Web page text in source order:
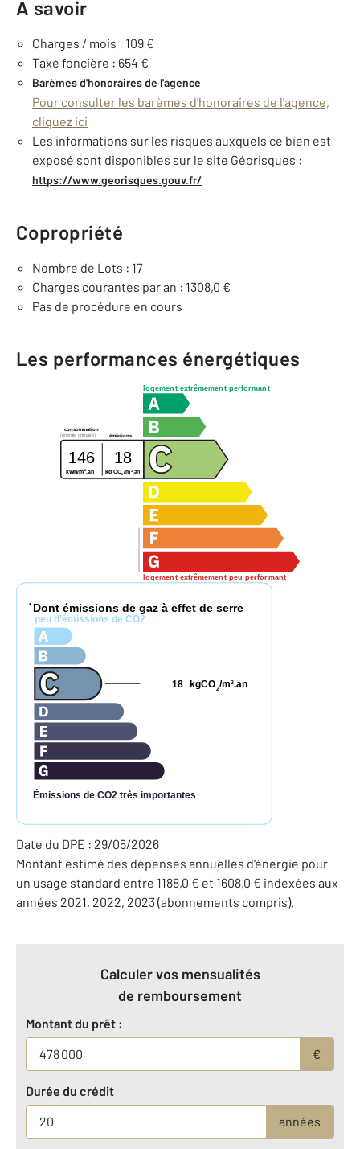
À savoir
Charges / mois : 109 €
Taxe foncière : 654 €
Barèmes d'honoraires de l'agence
Pour consulter les barèmes d'honoraires de l'agence,
cliquez ici
Les informations sur les risques auxquels ce bien est
exposé sont disponibles sur le site Géorisques :
https://www.georisques.gouv.fr/
Copropriété
Nombre de Lots : 17
Charges courantes par an : 1308,0 €
Pas de procédure en cours
Les performances énergétiques
logement extrêmement performant
logement extrêmement peu performant
consommation
émissions
(énergie primaire)
146 18
kWh/m 2 .an kg CO2/m2.an
* Dont émissions de gaz à effet de serre
peu d'émissions de CO2
Émissions de CO2 très importantes
kgCO2/m2.an
18
Date du DPE : 29/05/2026
Montant estimé des dépenses annuelles d'énergie pour
un usage standard entre 1188,0 € et 1608,0 € indexées aux
années 2021, 2022, 2023 (abonnements compris).
Calculer vos mensualités
de remboursement
Montant du prêt :
€
Durée du crédit
années